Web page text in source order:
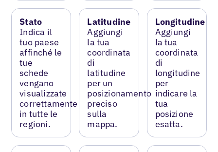
Stato
Indica il
tuo paese
affinché le
tue
schede
vengano
visualizzate
correttamente
in tutte le
regioni.
Latitudine
Aggiungi
la tua
coordinata
di
latitudine
per un
posizionamento
preciso
sulla
mappa.
Longitudine
Aggiungi
la tua
coordinata
di
longitudine
per
indicare la
tua
posizione
esatta.